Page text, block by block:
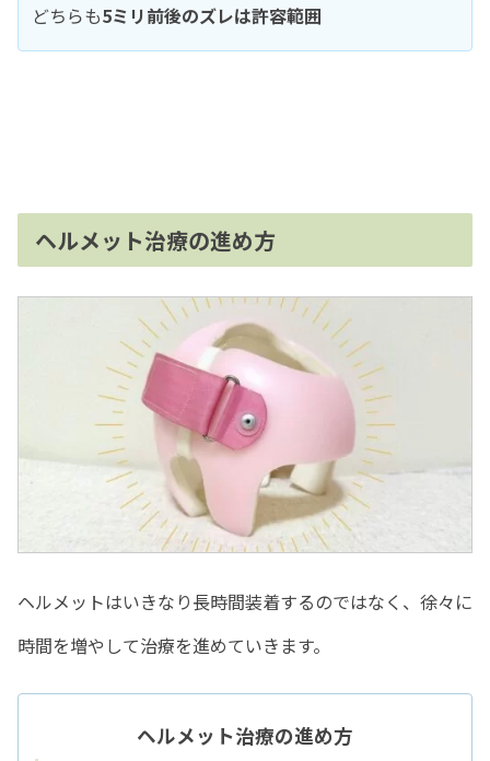
どちらも5ミリ前後のズレは許容範囲
ヘルメット治療の進め方
ヘルメットはいきなり長時間装着するのではなく、徐々に
時間を増やして治療を進めていきます。
ヘルメット治療の進め方